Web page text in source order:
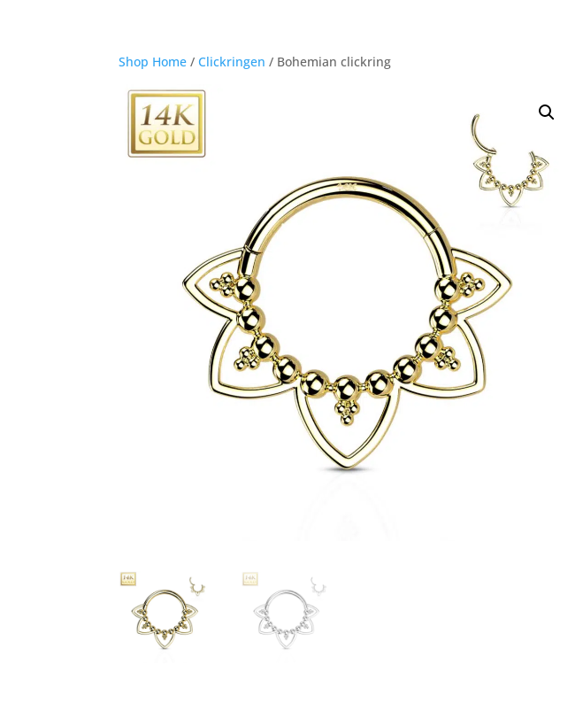
Shop Home /Clickringen / Bohemian clickring